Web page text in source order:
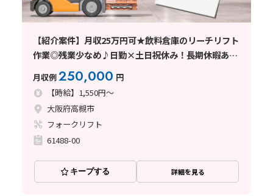
【紹介案件】月収25万円可★飲料倉庫のリーチリフト
作業◎残業少なめ♪日勤×土日祝休み！長期休暇あり
月収例250,000 円
【時給】1,550円～
大阪府高槻市
フォークリフト
61488-00
キープする 詳細を見る